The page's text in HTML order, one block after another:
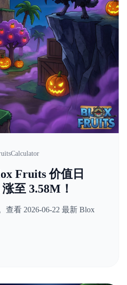
Fruits 价值日
至 3.58M！
查看 2026-06-22 最新 Blox